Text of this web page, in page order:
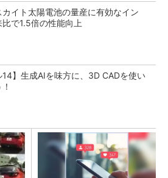
カイト太陽電池の量産に有効なイン
比で1.5倍の性能向上
14】生成AIを味方に、3D CADを使い